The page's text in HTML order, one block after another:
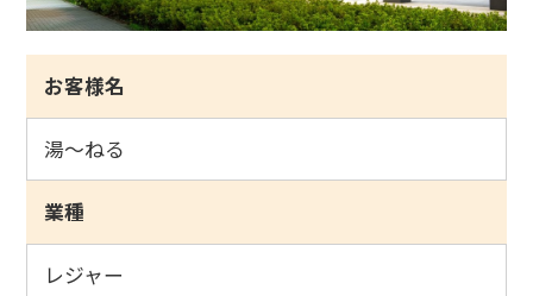
お客様名
湯～ねる
業種
レジャー